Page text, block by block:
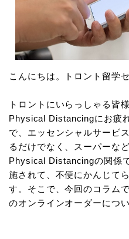
こんにちは。トロント留学
トロントにいらっしゃる皆
Physical Distancingにお疲
で、エッセンシャルサービ
るだけでなく、スーパーな
Physical Distancingの関係
施されて、不便にかんじて
す。そこで、今回のコラム
のオンラインオーダーにつ